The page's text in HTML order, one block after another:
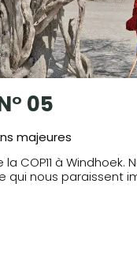
05
majeures
COP11 à
qui nous paraissent